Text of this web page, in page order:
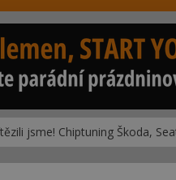
jsme! Chiptuning Škoda,